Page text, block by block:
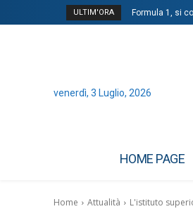
ULTIM'ORA Formula 1, si
venerdì, 3 Luglio, 2026
HOME PAGE
Home Attualità L'istituto